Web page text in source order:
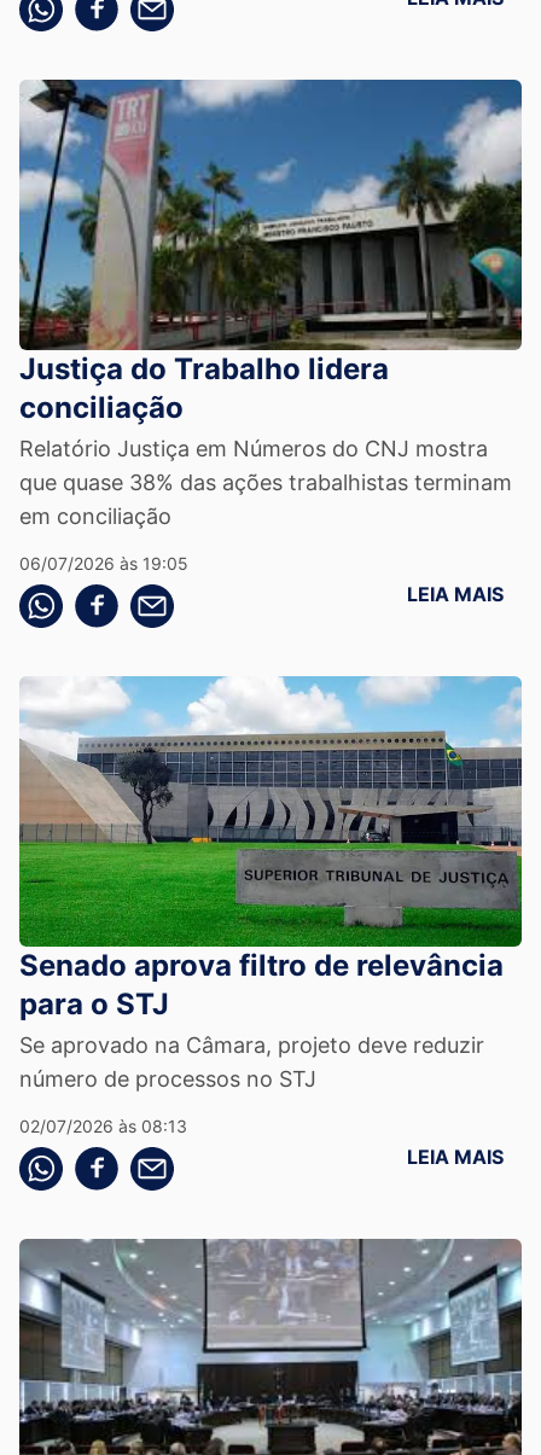
Justiça do Trabalho lidera
conciliação
Relatório Justiça em Números do CNJ mostra
que quase 38% das ações trabalhistas terminam
em conciliação
06/07/2026 às 19:05
Compartilhe pelo whatsapp
Compartilhar no facebook
Compartilhe pelo email LEIA MAIS
Senado aprova filtro de relevância
para o STJ
Se aprovado na Câmara, projeto deve reduzir
número de processos no STJ
02/07/2026 às 08:13
Compartilhe pelo whatsapp
Compartilhar no facebook
Compartilhe pelo email LEIA MAIS